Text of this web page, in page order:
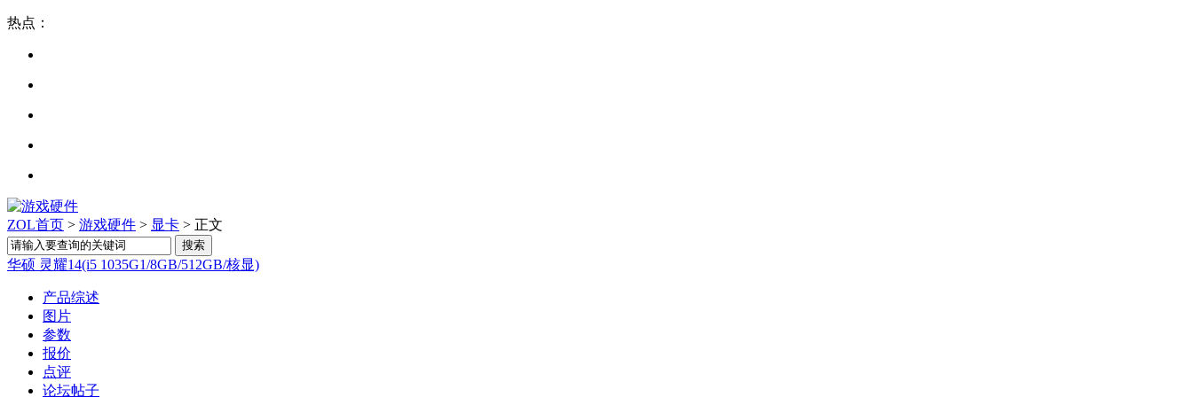
热点：
ZOL首页 > 游戏硬件 > 显卡 > 正文
华硕 灵耀14(i5 1035G1/8GB/512GB/核显)
产品综述
图片
参数
报价
点评
论坛帖子